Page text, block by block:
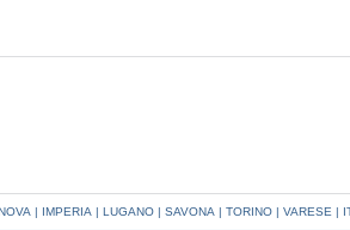
| IMPERIA | LUGANO | SAVONA | TORINO | VARESE |